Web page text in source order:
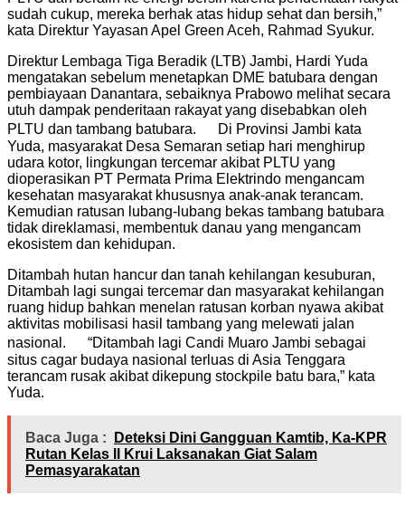
sudah cukup, mereka berhak atas hidup sehat dan bersih,”
kata Direktur Yayasan Apel Green Aceh, Rahmad Syukur.
Direktur Lembaga Tiga Beradik (LTB) Jambi, Hardi Yuda
mengatakan sebelum menetapkan DME batubara dengan
pembiayaan Danantara, sebaiknya Prabowo melihat secara
utuh dampak penderitaan rakayat yang disebabkan oleh
PLTU dan tambang batubara. Di Provinsi Jambi kata
Yuda, masyarakat Desa Semaran setiap hari menghirup
udara kotor, lingkungan tercemar akibat PLTU yang
dioperasikan PT Permata Prima Elektrindo mengancam
kesehatan masyarakat khususnya anak-anak terancam.
Kemudian ratusan lubang-lubang bekas tambang batubara
tidak direklamasi, membentuk danau yang mengancam
ekosistem dan kehidupan.
Ditambah hutan hancur dan tanah kehilangan kesuburan,
Ditambah lagi sungai tercemar dan masyarakat kehilangan
ruang hidup bahkan menelan ratusan korban nyawa akibat
aktivitas mobilisasi hasil tambang yang melewati jalan
nasional. “Ditambah lagi Candi Muaro Jambi sebagai
situs cagar budaya nasional terluas di Asia Tenggara
terancam rusak akibat dikepung stockpile batu bara,” kata
Yuda.
Baca Juga :
Deteksi Dini Gangguan Kamtib, Ka-KPR
Rutan Kelas ll Krui Laksanakan Giat Salam
Pemasyarakatan